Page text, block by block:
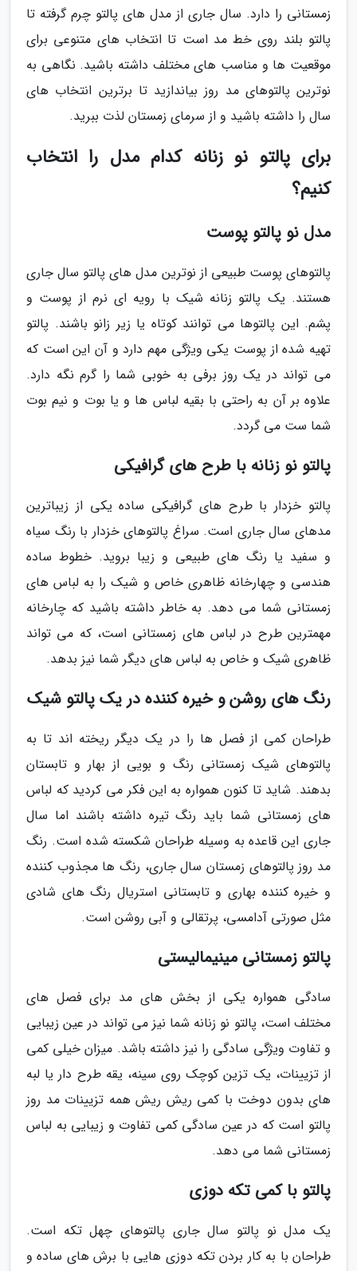
زمستانی را دارد. سال جاری از مدل های پالتو چرم گرفته تا
پالتو بلند روی خط مد است تا انتخاب های متنوعی برای
موقعیت ها و مناسب های مختلف داشته باشید. نگاهی به
نوترین پالتوهای مد روز بیاندازید تا برترین انتخاب های
سال را داشته باشید و از سرمای زمستان لذت ببرید.
برای پالتو نو زنانه کدام مدل را انتخاب
کنیم؟
مدل نو پالتو پوست
پالتوهای پوست طبیعی از نوترین مدل های پالتو سال جاری
هستند. یک پالتو زنانه شیک با رویه ای نرم از پوست و
پشم. این پالتوها می توانند کوتاه یا زیر زانو باشند. پالتو
تهیه شده از پوست یکی ویژگی مهم دارد و آن این است که
می تواند در یک روز برفی به خوبی شما را گرم نگه دارد.
علاوه بر آن به راحتی با بقیه لباس ها و یا بوت و نیم بوت
شما ست می گردد.
پالتو نو زنانه با طرح های گرافیکی
پالتو خزدار با طرح های گرافیکی ساده یکی از زیباترین
مدهای سال جاری است. سراغ پالتوهای خزدار با رنگ سیاه
و سفید یا رنگ های طبیعی و زیبا بروید. خطوط ساده
هندسی و چهارخانه ظاهری خاص و شیک را به لباس های
زمستانی شما می دهد. به خاطر داشته باشید که چارخانه
مهمترین طرح در لباس های زمستانی است، که می تواند
ظاهری شیک و خاص به لباس های دیگر شما نیز بدهد.
رنگ های روشن و خیره کننده در یک پالتو شیک
طراحان کمی از فصل ها را در یک دیگر ریخته اند تا به
پالتوهای شیک زمستانی رنگ و بویی از بهار و تابستان
بدهند. شاید تا کنون همواره به این فکر می کردید که لباس
های زمستانی شما باید رنگ تیره داشته باشند اما سال
جاری این قاعده به وسیله طراحان شکسته شده است. رنگ
مد روز پالتوهای زمستان سال جاری، رنگ ها مجذوب کننده
و خیره کننده بهاری و تابستانی استریال رنگ های شادی
مثل صورتی آدامسی، پرتقالی و آبی روشن است.
پالتو زمستانی مینیمالیستی
سادگی همواره یکی از بخش های مد برای فصل های
مختلف است، پالتو نو زنانه شما نیز می تواند در عین زیبایی
و تفاوت ویژگی سادگی را نیز داشته باشد. میزان خیلی کمی
از تزیینات، یک تزین کوچک روی سینه، یقه طرح دار یا لبه
های بدون دوخت با کمی ریش ریش همه تزیینات مد روز
پالتو است که در عین سادگی کمی تفاوت و زیبایی به لباس
زمستانی شما می دهد.
پالتو با کمی تکه دوزی
یک مدل نو پالتو سال جاری پالتوهای چهل تکه است.
طراحان با به کار بردن تکه دوزی هایی با برش های ساده و